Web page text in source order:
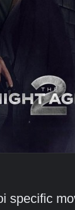
specific